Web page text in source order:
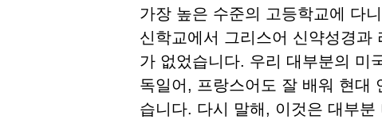
가장 높은 수준의 고등학교에 다
신학교에서 그리스어 신약성경과
가 없었습니다. 우리 대부분의 미
독일어, 프랑스어도 잘 배워 현대
습니다. 다시 말해, 이것은 대부